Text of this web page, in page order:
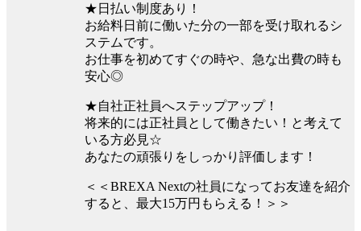
★日払い制度あり！
お給料日前に働いた分の一部を受け取れるシ
ステムです。
お仕事を初めてすぐの時や、急な出費の時も
安心◎
★自社正社員へステップアップ！
将来的には正社員として働きたい！と考えて
いる方必見☆
あなたの頑張りをしっかり評価します！
＜＜BREXA Nextの社員になってお友達を紹介
すると、最大15万円もらえる！＞＞